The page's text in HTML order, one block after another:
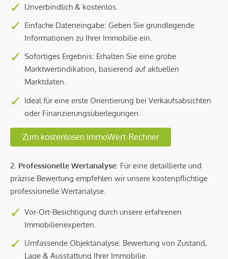
Unverbindlich & kostenlos.
Einfache Dateneingabe: Geben Sie grundlegende
Informationen zu Ihrer Immobilie ein.
Sofortiges Ergebnis: Erhalten Sie eine grobe
Marktwertindikation, basierend auf aktuellen
Marktdaten.
Ideal für eine erste Orientierung bei Verkaufsabsichten
oder Finanzierungsüberlegungen.
Zum kostenlosen ImmoWert-Rechner
2. Professionelle Wertanalyse: Für eine detaillierte und
präzise Bewertung empfehlen wir unsere kostenpflichtige
professionelle Wertanalyse.
Vor-Ort-Besichtigung durch unsere erfahrenen
Immobilienexperten.
Umfassende Objektanalyse: Bewertung von Zustand,
Lage & Ausstattung Ihrer Immobilie.